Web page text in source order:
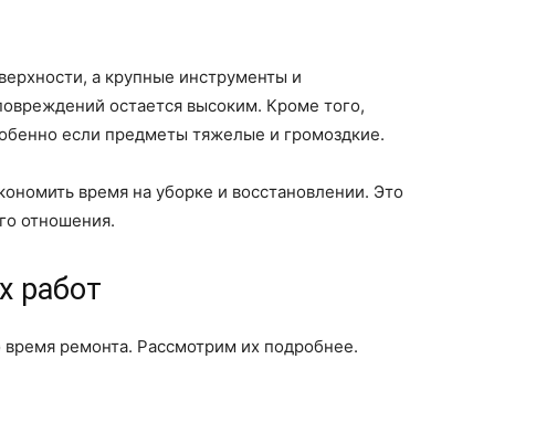
а крупные инструменты и
остается высоким. Кроме того,
если предметы тяжелые и громоздкие.
время на уборке и восстановлении. Это
отношения.
работ
ремонта. Рассмотрим их подробнее.